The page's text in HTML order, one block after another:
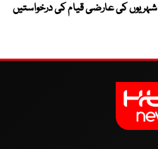
شہریوں کی عارضی قیام کی درخواستیں